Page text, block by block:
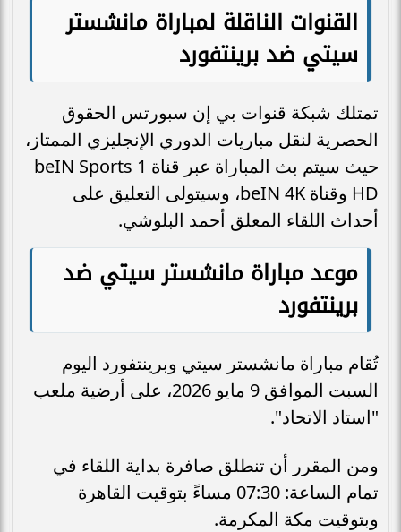
القنوات الناقلة لمباراة مانشستر
سيتي ضد برينتفورد
تمتلك شبكة قنوات بي إن سبورتس الحقوق
الحصرية لنقل مباريات الدوري الإنجليزي الممتاز،
حيث سيتم بث المباراة عبر قناة beIN Sports 1
HD وقناة beIN 4K، وسيتولى التعليق على
أحداث اللقاء المعلق أحمد البلوشي.
موعد مباراة مانشستر سيتي ضد
برينتفورد
تُقام مباراة مانشستر سيتي وبرينتفورد اليوم
السبت الموافق 9 مايو 2026، على أرضية ملعب
"استاد الاتحاد".
ومن المقرر أن تنطلق صافرة بداية اللقاء في
تمام الساعة: 07:30 مساءً بتوقيت القاهرة
وبتوقيت مكة المكرمة.